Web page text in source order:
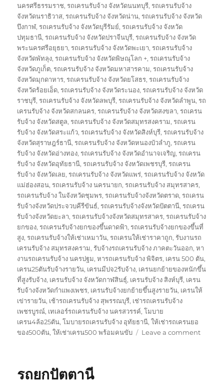
นครศรีธรรมราช,รถเครนรับจ้าง จังหวัดนนทบุรี,รถเครนรับจ้าง
จังหวัดนราธิวาส,รถเครนรับจ้าง จังหวัดน่าน,รถเครนรับจ้าง จังหวัด
บึงกาฬ,รถเครนรับจ้าง จังหวัดบุรีรัมย์,รถเครนรับจ้าง จังหวัด
ปทุมธานี,รถเครนรับจ้าง จังหวัดปราจีนบุรี,รถเครนรับจ้าง จังหวัด
พระนครศรีอยุธยา,รถเครนรับจ้าง จังหวัดพะเยา,รถเครนรับจ้าง
จังหวัดพัทลุง,รถเครนรับจ้าง จังหวัดพิษณุโลก +,รถเครนรับจ้าง
จังหวัดภูเก็ต,รถเครนรับจ้าง จังหวัดมหาสารคาม,รถเครนรับจ้าง
จังหวัดมุกดาหาร,รถเครนรับจ้าง จังหวัดยโสธร,รถเครนรับจ้าง
จังหวัดร้อยเอ็ด,รถเครนรับจ้าง จังหวัดระนอง,รถเครนรับจ้าง จังหวัด
ราชบุรี,รถเครนรับจ้าง จังหวัดลพบุรี,รถเครนรับจ้าง จังหวัดลำพูน,รถ
เครนรับจ้าง จังหวัดสกลนคร,รถเครนรับจ้าง จังหวัดสงขลา,รถเครน
รับจ้าง จังหวัดสตูล,รถเครนรับจ้าง จังหวัดสมุทรสงคราม,รถเครน
รับจ้าง จังหวัดสระแก้ว,รถเครนรับจ้าง จังหวัดสิงห์บุรี,รถเครนรับจ้าง
จังหวัดสุราษฎร์ธานี,รถเครนรับจ้าง จังหวัดหนองบัวลำภู,รถเครน
รับจ้าง จังหวัดอ่างทอง,รถเครนรับจ้าง จังหวัดอำนาจเจริญ,รถเครน
รับจ้าง จังหวัดอุทัยธานี,รถเครนรับจ้าง จังหวัดเพชรบุรี,รถเครน
รับจ้าง จังหวัดเลย,รถเครนรับจ้าง จังหวัดแพร่,รถเครนรับจ้าง จังหวัด
แม่ฮ่องสอน,รถเครนรับจ้าง นครนายก,รถเครนรับจ้าง สมุทรสาคร,
รถเครนรับจ้าง ในจังหวัดชุมพร,รถเครนรับจ้างจังหวัดตราด,รถเครน
รับจ้างจังหวัดประจวบคีรีขันธ์,รถเครนรับจ้างจังหวัดปัตตานี,รถเครน
รับจ้างจังหวัดยะลา,รถเครนรับจ้างจังหวัดสมุทรสาคร,รถเครนรับจ้าง
ยกของ,รถเครนรับจ้างยกของขึ้นดาดฟ้า,รถเครนรับจ้างยกของขึ้นที่
สูง,รถเครนรับจ้างให้เช่าเหมาวัน,รถเครนให้เช่าราคาถูก,รับงานรถ
เครนรับจ้าง สมุทรสงคราม,รับจ้างรถเครนรับจ้าง ภาคตะวันออก,หา
งานรถเครนรับจ้าง นครปฐม,หารถเครนรับจ้าง พิจิตร, เครน 500 ตัน,
เครน25ตันรับจ้างรายวัน, เครนมีปจ2รับจ้าง, เครนยกย้ายของหนักขึ้น
ที่สูงรับจ้าง, เครนรับจ้าง จังหวัดกาฬสินธุ์, เครนรับจ้าง สิงห์บุรี, เครน
รับจ้างจังหวัดกำแพงเพชร, เครนรับจ้างยกย้ายขึ้นสูงรายวัน, เครนให้
เข่ารายวัน, เช้ารถเครนรับจ้าง สุพรรณบุรี, เช่ารถเครนรับจ้าง
เพชรบูรณ์, เทเลอร์รถเครนรับจ้าง นครสวรรค์,โมบาย
เครน4ล้อ25ตัน,โมบายรถเครนรับจ้าง อุทัยธานี,ให้เช่ารถเครนยอ
ของ500ตัน,ให้เช่าเครน500 พร้อมคนขับ Leave a commenton
รถยกปัตตานี